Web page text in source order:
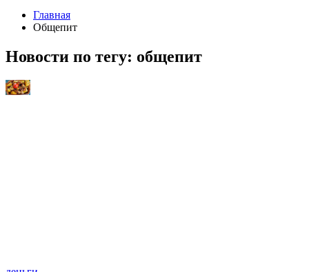
Главная
Общепит
Новости по тегу: общепит